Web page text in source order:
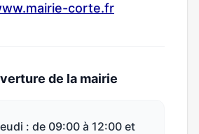
corte.fr
de la mairie
: de 09:00 à 12:00 et